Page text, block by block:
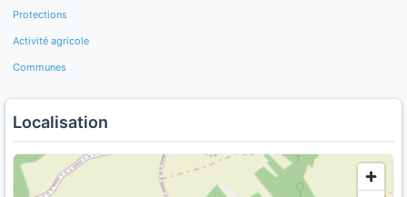
Protections
Activité agricole
Communes
Localisation